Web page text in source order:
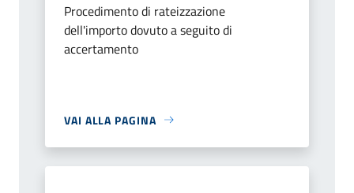
Procedimento di rateizzazione
dell'importo dovuto a seguito di
accertamento
VAI ALLA PAGINA